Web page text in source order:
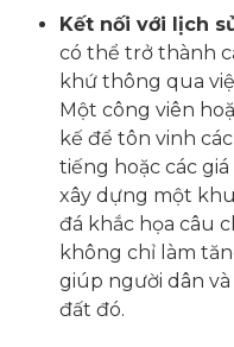
Kết nối với lịch
có thể trở thành
khứ thông qua
Một công viên
kế để tôn vinh
tiếng hoặc các
xây dựng một
đá khắc họa câu
không chỉ làm
giúp người dân
đất đó.